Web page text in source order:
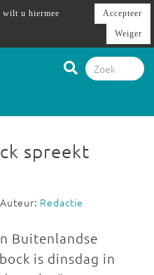
spreekt
Redactie
Buitenlandse
is dinsdag in
wilt u hiermee
Accepteer
Weiger